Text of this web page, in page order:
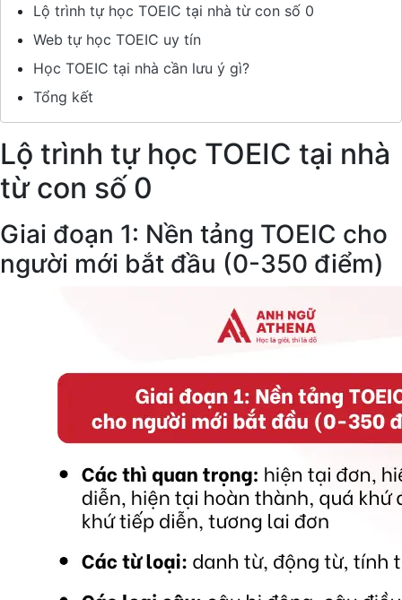
Lộ trình tự học TOEIC tại nhà từ con số 0
Web tự học TOEIC uy tín
Học TOEIC tại nhà cần lưu ý gì?
Tổng kết
Lộ trình tự học TOEIC tại nhà
từ con số 0
Giai đoạn 1: Nền tảng TOEIC cho
người mới bắt đầu (0-350 điểm)